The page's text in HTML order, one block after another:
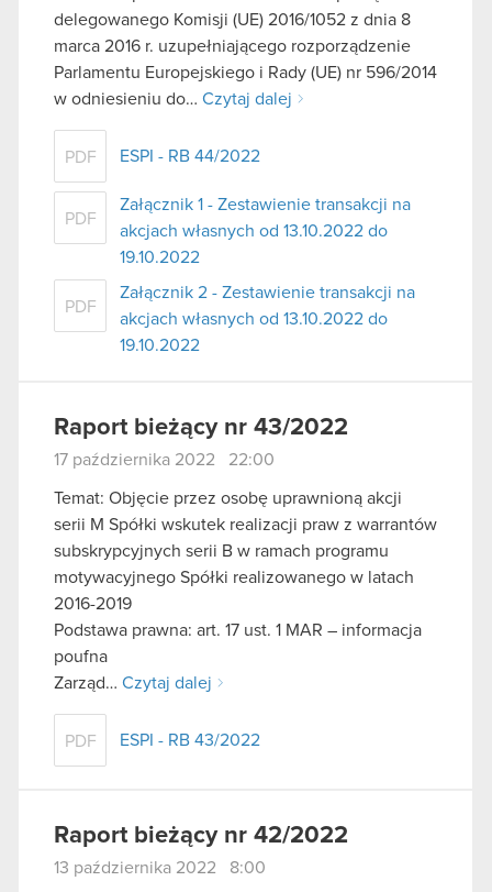
delegowanego Komisji (UE) 2016/1052 z dnia 8
marca 2016 r. uzupełniającego rozporządzenie
Parlamentu Europejskiego i Rady (UE) nr 596/2014
w odniesieniu do… Czytaj dalej
PDF ESPI - RB 44/2022
PDF
Załącznik 1 - Zestawienie transakcji na
akcjach własnych od 13.10.2022 do
19.10.2022
PDF
Załącznik 2 - Zestawienie transakcji na
akcjach własnych od 13.10.2022 do
19.10.2022
Raport bieżący nr 43/2022
17 października 2022 22:00
Temat: Objęcie przez osobę uprawnioną akcji
serii M Spółki wskutek realizacji praw z warrantów
subskrypcyjnych serii B w ramach programu
motywacyjnego Spółki realizowanego w latach
2016-2019
Podstawa prawna: art. 17 ust. 1 MAR – informacja
poufna
Zarząd… Czytaj dalej
PDF ESPI - RB 43/2022
Raport bieżący nr 42/2022
13 października 2022 8:00